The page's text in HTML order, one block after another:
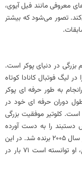
معروفی مانند فیل آیوی،
تصور می‌شود که بیشتر
بزرگی در دنیای پوکر است.
لیگ فوتبال کانادا کوتاه
به طور حرفه ای پوکر
دوران حرفه ای خود در
دلار برنده شده است. کلوتیر موفقیت بزرگی
را به دست آورده
است که اولین دستبند در سال 1987 و آخرین آن در سال 2005 برنده شد. در این
مسابقات نیز سوم و پنجم شده است. در مجموع، او توانسته است 71 بار در